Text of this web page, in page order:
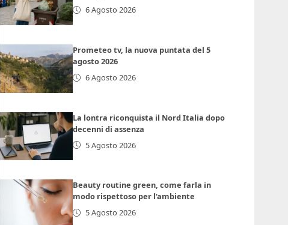
6 Agosto 2026
Prometeo tv, la nuova puntata del 5
agosto 2026
6 Agosto 2026
La lontra riconquista il Nord Italia dopo
decenni di assenza
5 Agosto 2026
Beauty routine green, come farla in
modo rispettoso per l’ambiente
5 Agosto 2026